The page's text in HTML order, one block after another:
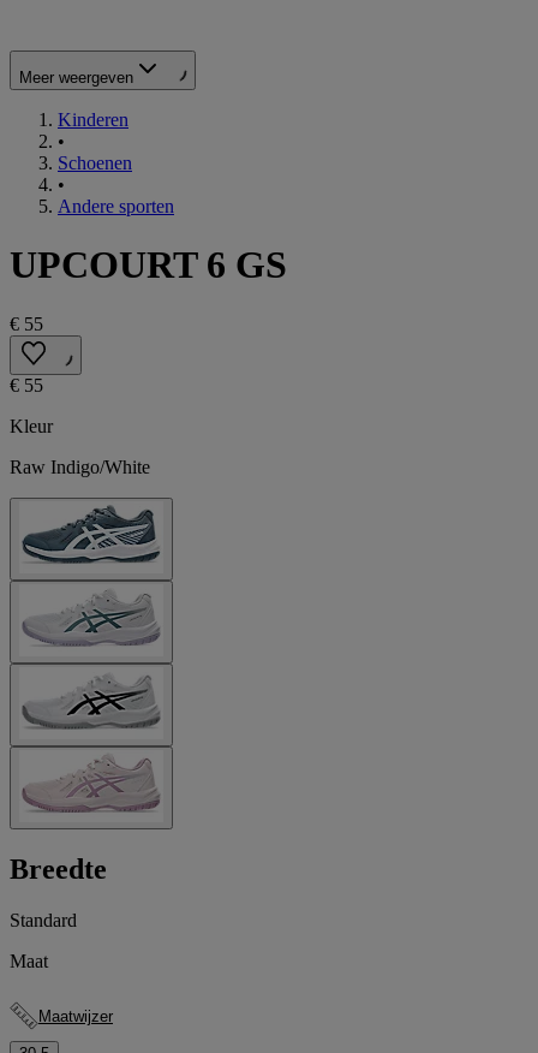
Meer weergeven
Kinderen
•
Schoenen
•
Andere sporten
UPCOURT 6 GS
€ 55
€ 55
Kleur
Raw Indigo/White
Breedte
Standard
Maat
Maatwijzer